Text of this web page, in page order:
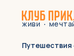
живи ·
Путешествия